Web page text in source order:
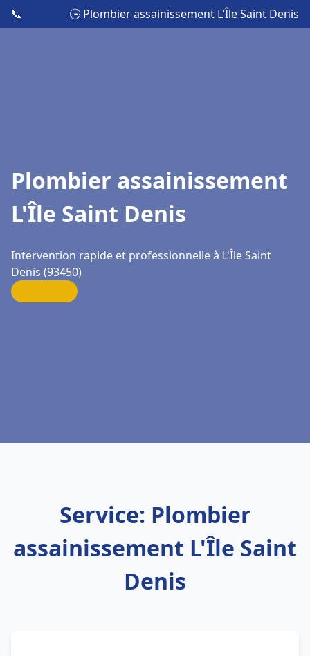
📞 🕒 Plombier assainissement L'Île Saint Denis
Plombier assainissement
L'Île Saint Denis
Intervention rapide et professionnelle à L'Île Saint
Denis (93450)
Service: Plombier
assainissement L'Île Saint
Denis